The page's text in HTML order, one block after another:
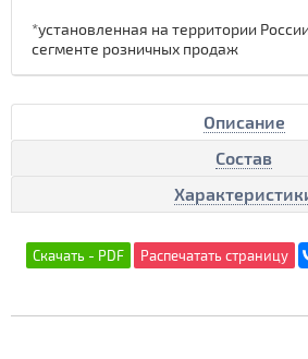
*установленная на территории
сегменте розничных продаж
Описание
Состав